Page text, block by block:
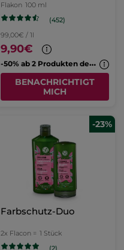
Flakon 100 ml
(452)
99,00€ / 1l
9,90€
-
50% ab 2 Produkten deiner Wahl
BENACHRICHTIGT
MICH
-23%
Farbschutz-Duo
2x Flacon = 1 Stück